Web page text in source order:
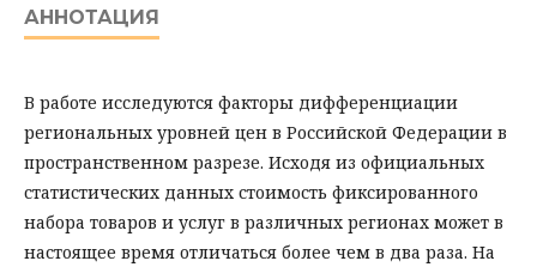
АННОТАЦИЯ
В работе исследуются факторы дифференциации
региональных уровней цен в Российской Федерации в
пространственном разрезе. Исходя из офи­циальных
статистических данных стоимость фиксированного
набора товаров и услуг в различных регионах может в
настоящее время отличаться более чем в два раза. На